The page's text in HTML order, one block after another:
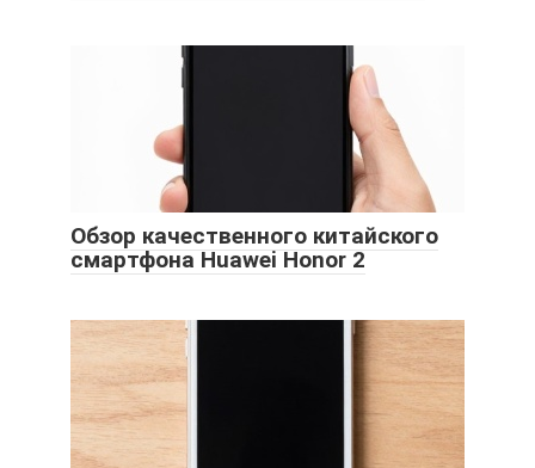
Обзор качественного китайского
смартфона Huawei Honor 2